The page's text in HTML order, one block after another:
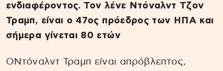
ενδιαφέροντος. Τον λένε Ντόναλντ Τζον
Τραμπ, είναι ο 47ος πρόεδρος των ΗΠΑ και
σήμερα γίνεται 80 ετών
ΟΝτόναλντ Τραμπ είναι απρόβλεπτος,